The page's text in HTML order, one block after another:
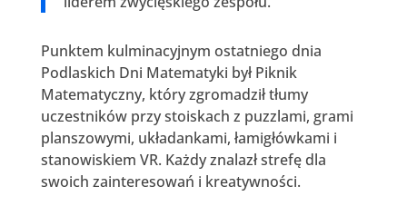
Punktem kulminacyjnym ostatniego dnia
Podlaskich Dni Matematyki był Piknik
Matematyczny, który zgromadził tłumy
uczestników przy stoiskach z puzzlami, grami
planszowymi, układankami, łamigłówkami i
stanowiskiem VR. Każdy znalazł strefę dla
swoich zainteresowań i kreatywności.